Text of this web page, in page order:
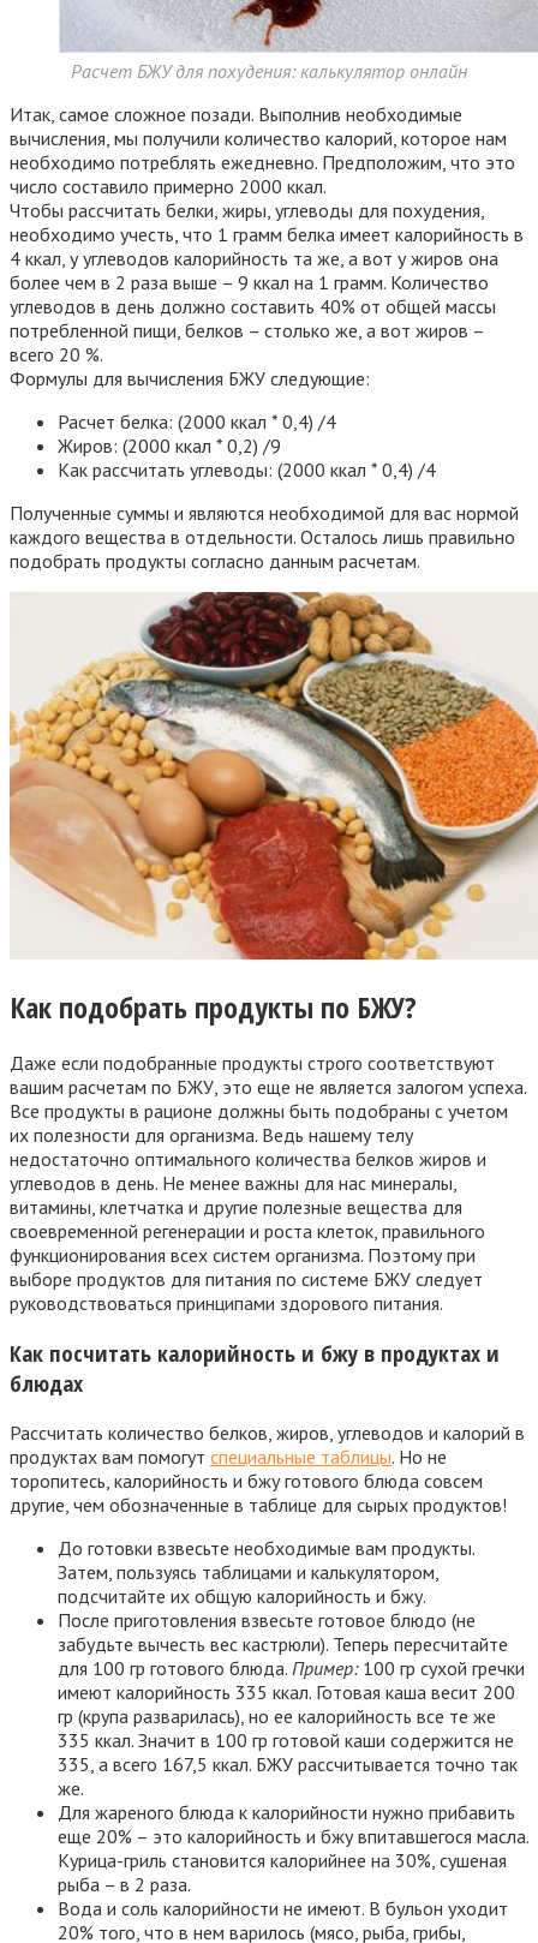
Расчет БЖУ для похудения: калькулятор онлайн
Итак, самое сложное позади. Выполнив необходимые
вычисления, мы получили количество калорий, которое нам
необходимо потреблять ежедневно. Предположим, что это
число составило примерно 2000 ккал.
Чтобы рассчитать белки, жиры, углеводы для похудения,
необходимо учесть, что 1 грамм белка имеет калорийность в
4 ккал, у углеводов калорийность та же, а вот у жиров она
более чем в 2 раза выше – 9 ккал на 1 грамм. Количество
углеводов в день должно составить 40% от общей массы
потребленной пищи, белков – столько же, а вот жиров –
всего 20 %.
Формулы для вычисления БЖУ следующие:
Расчет белка: (2000 ккал * 0,4) /4
Жиров: (2000 ккал * 0,2) /9
Как рассчитать углеводы: (2000 ккал * 0,4) /4
Полученные суммы и являются необходимой для вас нормой
каждого вещества в отдельности. Осталось лишь правильно
подобрать продукты согласно данным расчетам.
Как подобрать продукты по БЖУ?
Даже если подобранные продукты строго соответствуют
вашим расчетам по БЖУ, это еще не является залогом успеха.
Все продукты в рационе должны быть подобраны с учетом
их полезности для организма. Ведь нашему телу
недостаточно оптимального количества белков жиров и
углеводов в день. Не менее важны для нас минералы,
витамины, клетчатка и другие полезные вещества для
своевременной регенерации и роста клеток, правильного
функционирования всех систем организма. Поэтому при
выборе продуктов для питания по системе БЖУ следует
руководствоваться принципами здорового питания.
Как посчитать калорийность и бжу в продуктах и
блюдах
Рассчитать количество белков, жиров, углеводов и калорий в
продуктах вам помогут специальные таблицы. Но не
торопитесь, калорийность и бжу готового блюда совсем
другие, чем обозначенные в таблице для сырых продуктов!
До готовки взвесьте необходимые вам продукты.
Затем, пользуясь таблицами и калькулятором,
подсчитайте их общую калорийность и бжу.
После приготовления взвесьте готовое блюдо (не
забудьте вычесть вес кастрюли). Теперь пересчитайте
для 100 гр готового блюда. Пример:100 гр сухой гречки
имеют калорийность 335 ккал. Готовая каша весит 200
гр (крупа разварилась), но ее калорийность все те же
335 ккал. Значит в 100 гр готовой каши содержится не
335, а всего 167,5 ккал. БЖУ рассчитывается точно так
же.
Для жареного блюда к калорийности нужно прибавить
еще 20% – это калорийность и бжу впитавшегося масла.
Курица-гриль становится калорийнее на 30%, сушеная
рыба – в 2 раза.
Вода и соль калорийности не имеют. В бульон уходит
20% того, что в нем варилось (мясо, рыба, грибы,